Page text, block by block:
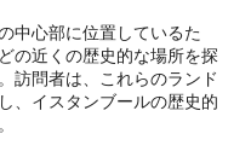
中心部に位置しているた
の近くの歴史的な場所を探
訪問者は、これらのランド
、イスタンブールの歴史的